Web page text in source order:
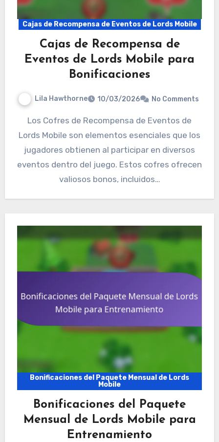
Cajas de Recompensa de Eventos de Lords Mobile
Cajas de Recompensa de
Eventos de Lords Mobile para
Bonificaciones
Lila Hawthorne 10/03/2026 No Comments
Los Cofres de Recompensa de Eventos de
Lords Mobile son elementos esenciales que los
jugadores obtienen al participar en diversos
eventos dentro del juego. Estos cofres ofrecen
valiosos bonos, incluidos…
Bonificaciones del Paquete Mensual de Lords
Mobile
Bonificaciones del Paquete
Mensual de Lords Mobile para
Entrenamiento